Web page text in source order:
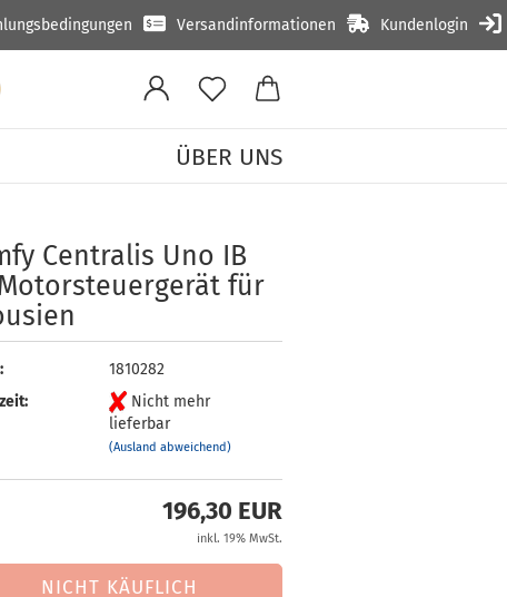
Kundenlogin
Versandinformationen
ÜBER UNS
Cen­tra­lis Uno IB
für
1810282
Nicht mehr
lieferbar
(Ausland abweichend)
196,30 EUR
inkl. 19% MwSt.